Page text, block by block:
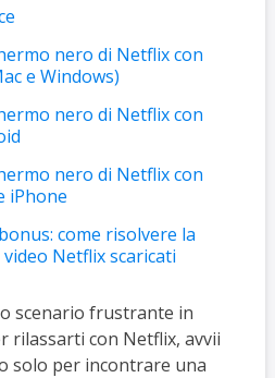
nero di Netflix con
e Windows)
nero di Netflix con
nero di Netflix con
iPhone
come risolvere la
Netflix scaricati
scenario frustrante in
rilassarti con Netflix, avvii
solo per incontrare una